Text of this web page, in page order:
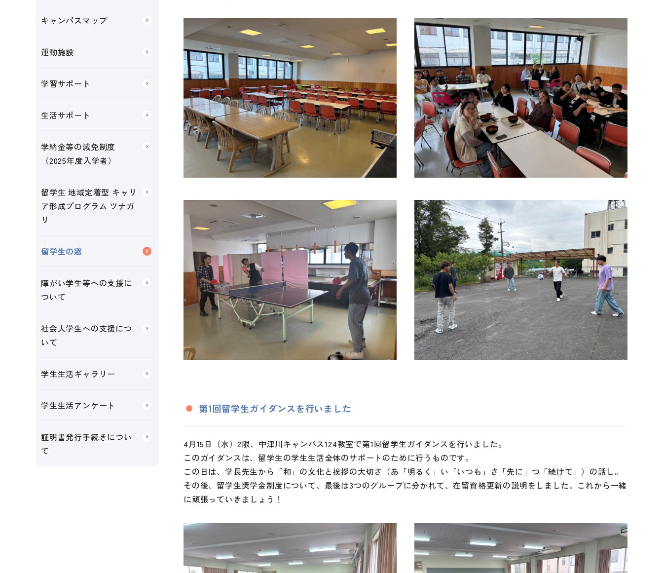
第1回留学生ガイダンスを行いました
4月15日（水）2限、中津川キャンパス124教室で第1回留学生ガイダンスを行いました。
このガイダンスは、留学生の学生生活全体のサポートのために行うものです。
この日は、学長先生から「和」の文化と挨拶の大切さ（あ「明るく」い「いつも」さ「先に」つ「続けて」）の話し。
その後、留学生奨学金制度について、最後は3つのグループに分かれて、在留資格更新の説明をしました。これから一緒
に頑張っていきましょう！
キャンパスマップ
運動施設
学習サポート
生活サポート
学納金等の減免制度
（2025年度入学者）
留学生 地域定着型 キャリ
ア形成プログラム ツナガ
リ
留学生の窓
障がい学生等への支援に
ついて
社会人学生への支援につ
いて
学生生活ギャラリー
学生生活アンケート
証明書発行手続きについ
て